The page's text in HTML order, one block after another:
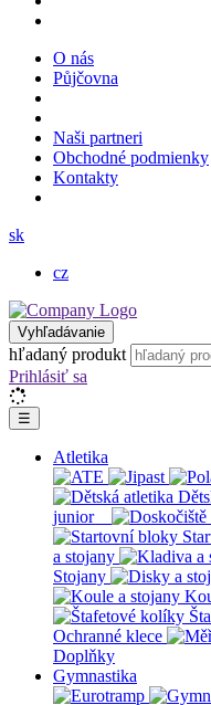
O nás
Půjčovna
Naši partneri
Obchodné podmienky
Kontakty
sk
cz
Vyhľadávanie
hľadaný produkt
Prihlásiť sa
☰
Atletika
junior
a stojany
Stojany
Ochranné klece
Doplňky
Gymnastika